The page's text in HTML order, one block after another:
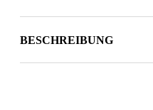
BESCHREIBUNG